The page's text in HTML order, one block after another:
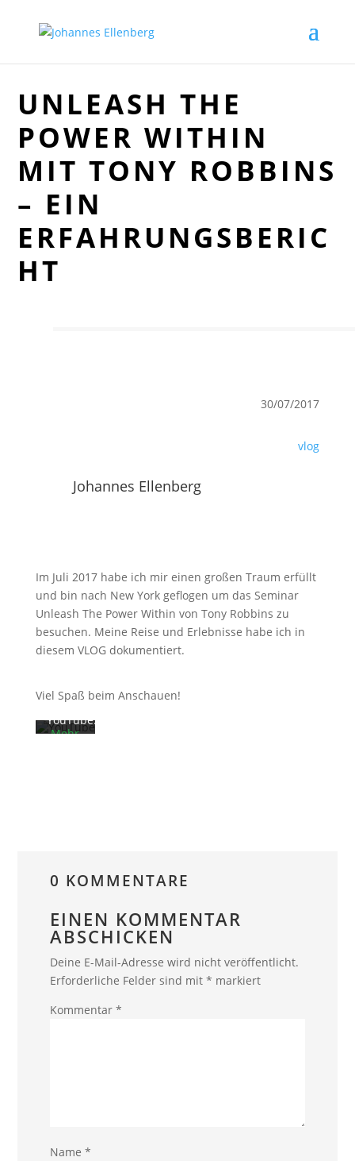
UNLEASH THE
POWER WITHIN
MIT TONY ROBBINS
– EIN
ERFAHRUNGSBERIC
HT
30/07/2017
vlog
Johannes Ellenberg
Im Juli 2017 habe ich mir einen großen Traum erfüllt
und bin nach New York geflogen um das Seminar
Unleash The Power Within von Tony Robbins zu
besuchen. Meine Reise und Erlebnisse habe ich in
diesem VLOG dokumentiert.
Viel Spaß beim Anschauen!
Mit
dem
Laden
des
Videos
Datenschutzerklärung
von
YouTube.
Mehr
entsperren
0 KOMMENTARE
EINEN KOMMENTAR
ABSCHICKEN
Deine E-Mail-Adresse wird nicht veröffentlicht.
Erforderliche Felder sind mit * markiert
Kommentar *
Name *